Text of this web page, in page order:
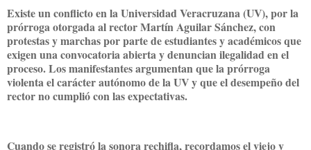
Existe un conflicto en la Universidad Veracruzana (UV), por la
prórroga otorgada al rector Martín Aguilar Sánchez, con
protestas y marchas por parte de estudiantes y académicos que
exigen una convocatoria abierta y denuncian ilegalidad en el
proceso. Los manifestantes argumentan que la prórroga
violenta el carácter autónomo de la UV y que el desempeño del
rector no cumplió con las expectativas.
Cuando se registró la sonora rechifla, recordamos el viejo y